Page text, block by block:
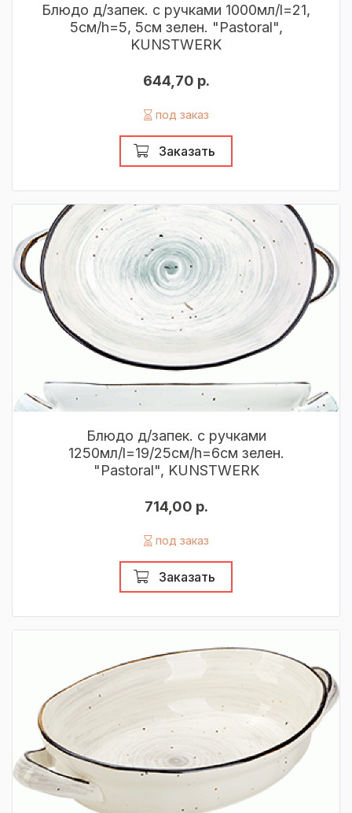
Блюдо д/запек. с ручками 1000мл/l=21,
5см/h=5, 5см зелен. "Pastoral",
KUNSTWERK
644,70 р.
под заказ
Заказать
Блюдо д/запек. с ручками
1250мл/l=19/25см/h=6см зелен.
"Pastoral", KUNSTWERK
714,00 р.
под заказ
Заказать